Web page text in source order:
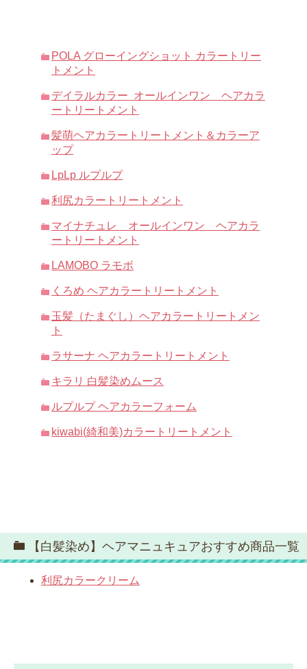
POLA グローイングショット カラートリー
トメント
デイラルカラー オールインワン ヘアカラ
ートリートメント
髪萌ヘアカラートリートメント＆カラーア
ップ
LpLp ルプルプ
利尻カラートリートメント
マイナチュレ オールインワン ヘアカラ
ートリートメント
LAMOBO ラモボ
くろめ ヘアカラートリートメント
玉髪（たまぐし）ヘアカラートリートメン
ト
ラサーナ ヘアカラートリートメント
キラリ 白髪染めムース
ルプルプ ヘアカラーフォーム
kiwabi(綺和美)カラートリートメント
【白髪染め】ヘアマニュキュアおすすめ商品一覧
利尻カラークリーム